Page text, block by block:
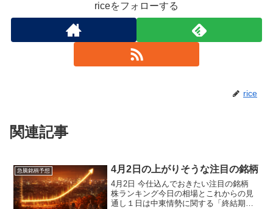
riceをフォローする
rice
関連記事
急騰銘柄予想 4月2日の上がりそうな注目の銘柄
4月2日 今仕込んでおきたい注目の銘柄
株ランキング今日の相場とこれからの見
通し１日は中東情勢に関する「終結期